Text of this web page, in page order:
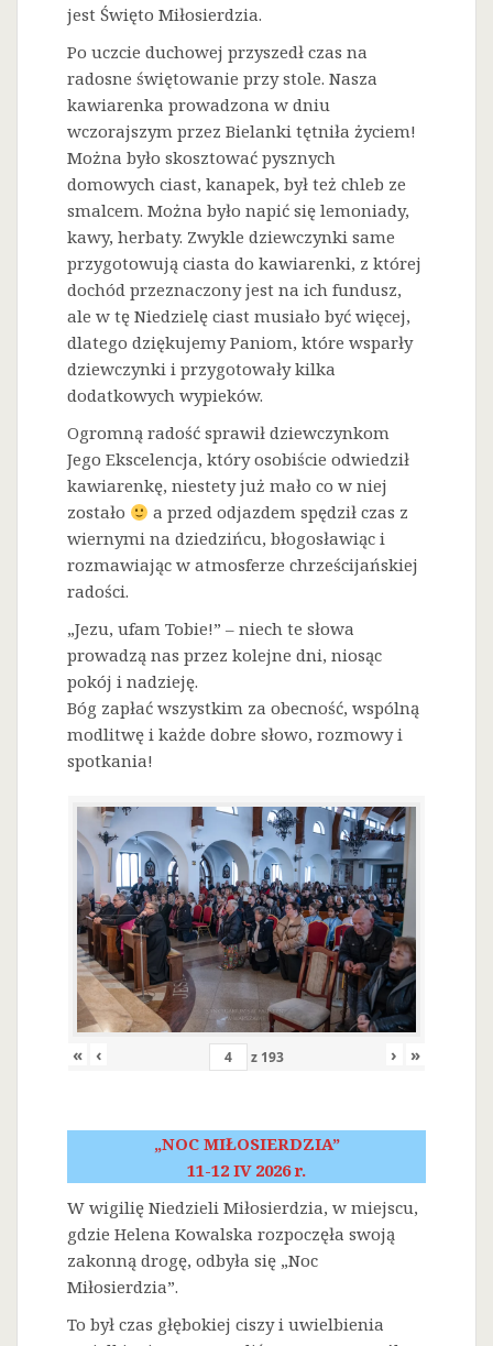
jest Święto Miłosierdzia.
Po uczcie duchowej przyszedł czas na
radosne świętowanie przy stole. Nasza
kawiarenka prowadzona w dniu
wczorajszym przez Bielanki tętniła życiem!
Można było skosztować pysznych
domowych ciast, kanapek, był też chleb ze
smalcem. Można było napić się lemoniady,
kawy, herbaty. Zwykle dziewczynki same
przygotowują ciasta do kawiarenki, z której
dochód przeznaczony jest na ich fundusz,
ale w tę Niedzielę ciast musiało być więcej,
dlatego dziękujemy Paniom, które wsparły
dziewczynki i przygotowały kilka
dodatkowych wypieków.
Ogromną radość sprawił dziewczynkom
Jego Ekscelencja, który osobiście odwiedził
kawiarenkę, niestety już mało co w niej
zostało
a przed odjazdem spędził czas z
wiernymi na dziedzińcu, błogosławiąc i
rozmawiając w atmosferze chrześcijańskiej
radości.
„Jezu, ufam Tobie!” – niech te słowa
prowadzą nas przez kolejne dni, niosąc
pokój i nadzieję.
Bóg zapłać wszystkim za obecność, wspólną
modlitwę i każde dobre słowo, rozmowy i
spotkania!
« ‹ z 193 › »
„NOC MIŁOSIERDZIA”
11-12 IV 2026 r.
W wigilię Niedzieli Miłosierdzia, w miejscu,
gdzie Helena Kowalska rozpoczęła swoją
zakonną drogę, odbyła się „Noc
Miłosierdzia”.
To był czas głębokiej ciszy i uwielbienia